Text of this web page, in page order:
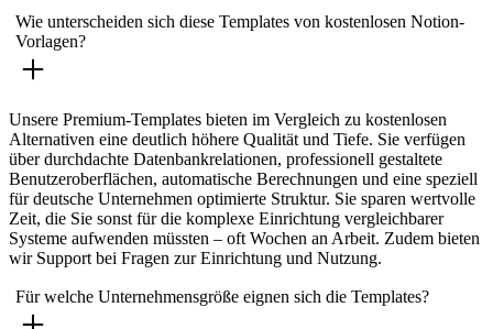
Wie unterscheiden sich diese Templates von kostenlosen Notion-
Vorlagen?
Unsere Premium-Templates bieten im Vergleich zu kostenlosen
Alternativen eine deutlich höhere Qualität und Tiefe. Sie verfügen
über durchdachte Datenbankrelationen, professionell gestaltete
Benutzeroberflächen, automatische Berechnungen und eine speziell
für deutsche Unternehmen optimierte Struktur. Sie sparen wertvolle
Zeit, die Sie sonst für die komplexe Einrichtung vergleichbarer
Systeme aufwenden müssten – oft Wochen an Arbeit. Zudem bieten
wir Support bei Fragen zur Einrichtung und Nutzung.
Für welche Unternehmensgröße eignen sich die Templates?